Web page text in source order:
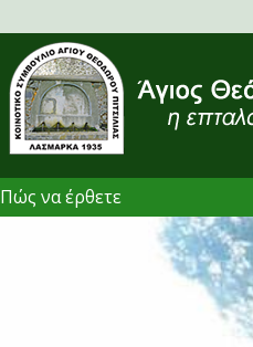
Πώς να έρθετε